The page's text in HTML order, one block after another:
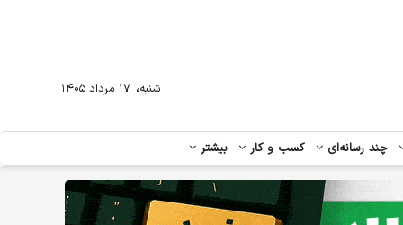
چند رسانه‌ای کسب و کار بیشتر
شنبه، ۱۷ مرداد ۱۴۰۵